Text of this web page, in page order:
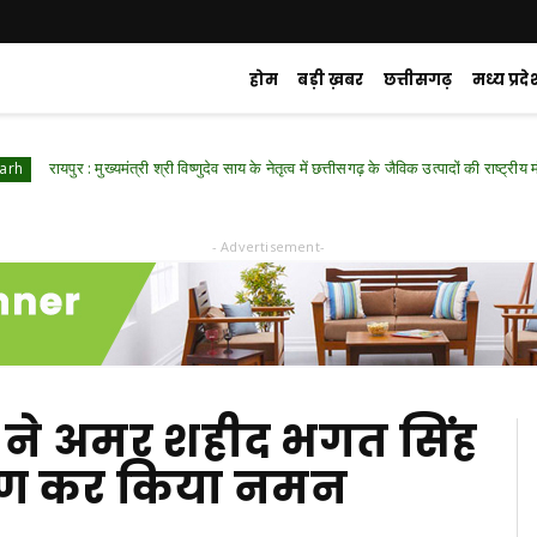
होम बड़ी ख़बर छत्तीसगढ़ मध्य
: मुख्यमंत्री श्री विष्णुदेव साय के नेतृत्व में छत्तीसगढ़ के जैविक उत्पादों की राष्ट्रीय मंच पर गूंज
- Advertisement-
ने अमर शहीद भगत सिंह
कर किया नमन